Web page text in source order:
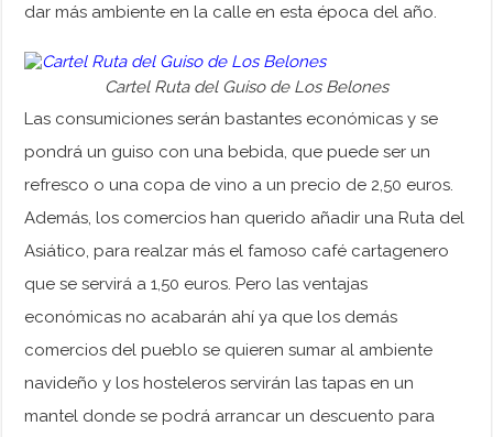
dar más ambiente en la calle en esta época del año.
Cartel Ruta del Guiso de Los Belones
Las consumiciones serán bastantes económicas y se
pondrá un guiso con una bebida, que puede ser un
refresco o una copa de vino a un precio de 2,50 euros.
Además, los comercios han querido añadir una Ruta del
Asiático, para realzar más el famoso café cartagenero
que se servirá a 1,50 euros. Pero las ventajas
económicas no acabarán ahí ya que los demás
comercios del pueblo se quieren sumar al ambiente
navideño y los hosteleros servirán las tapas en un
mantel donde se podrá arrancar un descuento para